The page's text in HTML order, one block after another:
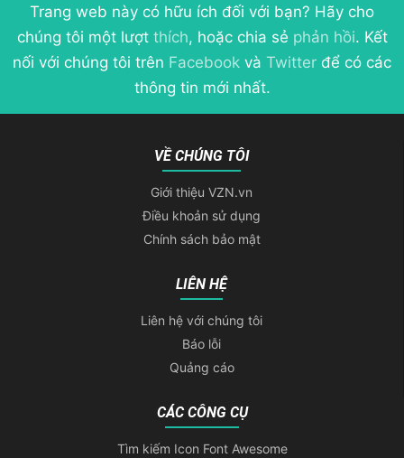
Trang web này có hữu ích đối với bạn? Hãy cho
chúng tôi một lượt thích, hoặc chia sẻ phản hồi. Kết
nối với chúng tôi trên Facebook và Twitter để có các
thông tin mới nhất.
VỀ CHÚNG TÔI
Giới thiệu VZN.vn
Điều khoản sử dụng
Chính sách bảo mật
LIÊN HỆ
Liên hệ với chúng tôi
Báo lỗi
Quảng cáo
CÁC CÔNG CỤ
Tìm kiếm Icon Font Awesome